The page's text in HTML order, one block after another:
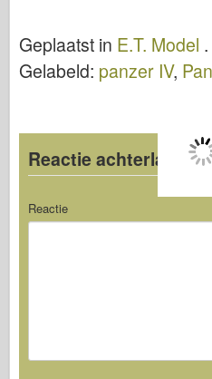
Signaal
SS2012
Geplaatst in E.T. Model .
Gelabeld: panzer IV,
Reactie achterlaten
Reactie